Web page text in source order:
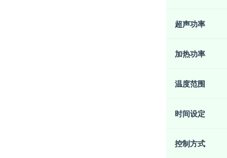
超声功率
加热功率
温度范围
时间设定
控制方式